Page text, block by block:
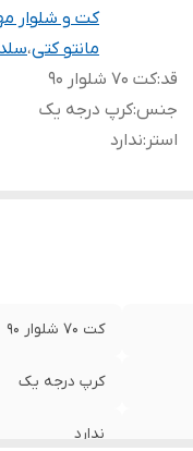
کت و شلوار
مانتو کتی،
قد:کت ۷۰ شلوار ۹۰
جنس:کرپ درجه یک
استر :ندارد
کت ۷۰ شلوار ۹۰
کرپ درجه یک
ندارد